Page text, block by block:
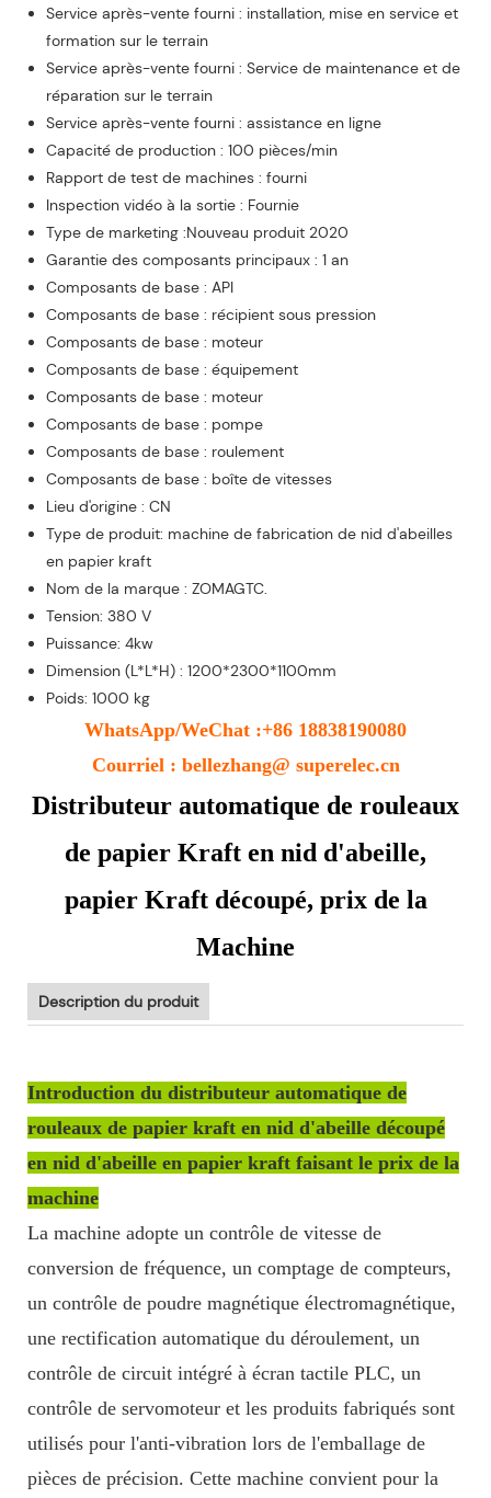
Service après-vente fourni : installation, mise en service et
formation sur le terrain
Service après-vente fourni : Service de maintenance et de
réparation sur le terrain
Service après-vente fourni : assistance en ligne
Capacité de production : 100 pièces/min
Rapport de test de machines : fourni
Inspection vidéo à la sortie : Fournie
Type de marketing :Nouveau produit 2020
Garantie des composants principaux : 1 an
Composants de base : API
Composants de base : récipient sous pression
Composants de base : moteur
Composants de base : équipement
Composants de base : moteur
Composants de base : pompe
Composants de base : roulement
Composants de base : boîte de vitesses
Lieu d'origine : CN
Type de produit: machine de fabrication de nid d'abeilles
en papier kraft
Nom de la marque : ZOMAGTC.
Tension: 380 V
Puissance: 4kw
Dimension (L*L*H) : 1200*2300*1100mm
Poids: 1000 kg
WhatsApp/WeChat :+86 18838190080
Courriel : bellezhang@ superelec.cn
Distributeur automatique de rouleaux
de papier Kraft en nid d'abeille,
papier Kraft découpé, prix de la
Machine
Description du produit
Introduction du distributeur automatique de
rouleaux de papier kraft en nid d'abeille découpé
en nid d'abeille en papier kraft faisant le prix de la
machine
La machine adopte un contrôle de vitesse de
conversion de fréquence, un comptage de compteurs,
un contrôle de poudre magnétique électromagnétique,
une rectification automatique du déroulement, un
contrôle de circuit intégré à écran tactile PLC, un
contrôle de servomoteur et les produits fabriqués sont
utilisés pour l'anti-vibration lors de l'emballage de
pièces de précision. Cette machine convient pour la